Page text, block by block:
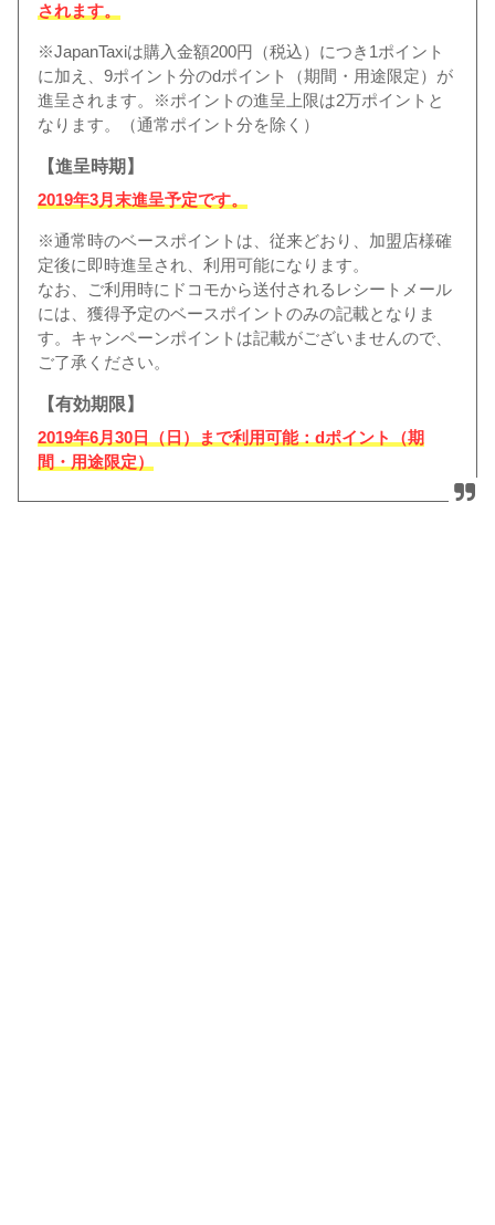
されます。
※JapanTaxiは購入金額200円（税込）につき1ポイント
に加え、9ポイント分のdポイント（期間・用途限定）が
進呈されます。※ポイントの進呈上限は2万ポイントと
なります。（通常ポイント分を除く）
【進呈時期】
2019年3月末進呈予定です。
※通常時のベースポイントは、従来どおり、加盟店様確
定後に即時進呈され、利用可能になります。
なお、ご利用時にドコモから送付されるレシートメール
には、獲得予定のベースポイントのみの記載となりま
す。キャンペーンポイントは記載がございませんので、
ご了承ください。
【有効期限】
2019年6月30日（日）まで利用可能：dポイント（期
間・用途限定）